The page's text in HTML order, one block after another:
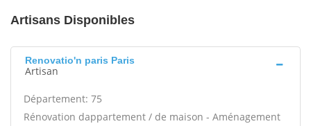
Artisans Disponibles
Renovatio'n paris Paris
Artisan
Département: 75
Rénovation dappartement / de maison - Aménagement